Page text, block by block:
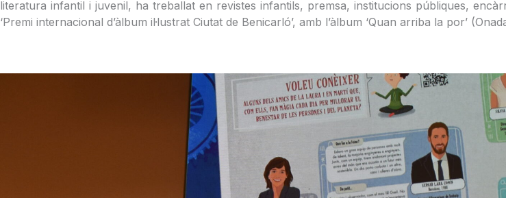
literatura infantil i juvenil, ha treballat en revistes infantils, premsa, institucions públiques,
‘Premi internacional d’àlbum il·lustrat Ciutat de Benicarló’, amb l’àlbum ‘Quan arriba la por’